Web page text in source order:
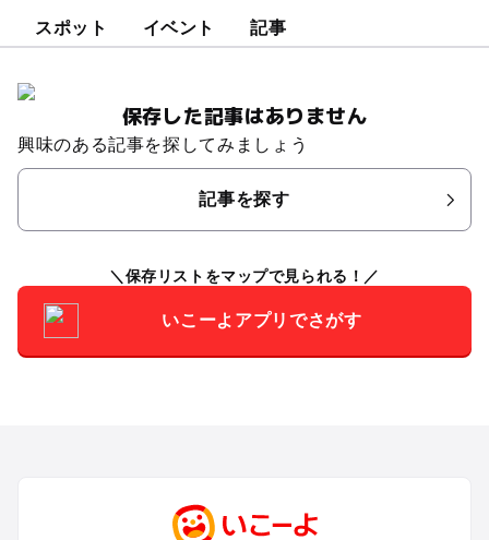
スポット イベント 記事
保存した記事はありません
興味のある記事を探してみましょう
記事を探す
保存リストをマップで見られる！
いこーよアプリでさがす